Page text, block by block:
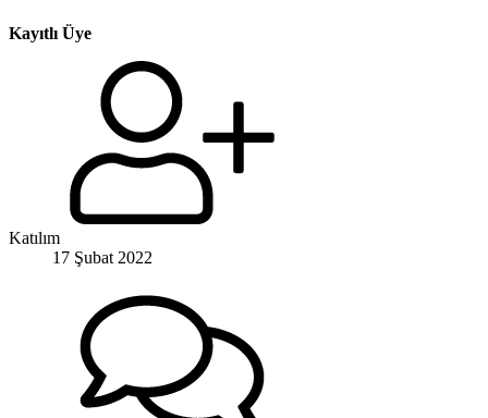
Kayıtlı Üye
Katılım
17 Şubat 2022